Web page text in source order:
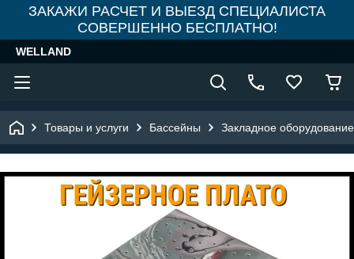
ЗАКАЖИ РАСЧЕТ И ВЫЕЗД СПЕЦИАЛИСТА
СОВЕРШЕННО БЕСПЛАТНО!
WELLAND
Товары и услуги Бассейны Закладное